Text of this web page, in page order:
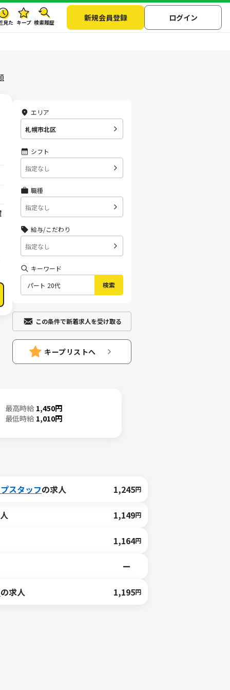
見た キープ 検索履歴 新規会員登録 ログイン
エリア
札幌市北区
シフト
指定なし
職種
指定なし
給与/こだわり
指定なし
キーワード
検索
この条件で新着求人を受け取る
キープリストへ
最高時給 1,450円
最低時給 1,010円
スタッフの求人 1,245円
1,149円
1,164円
ー
の求人 1,195円